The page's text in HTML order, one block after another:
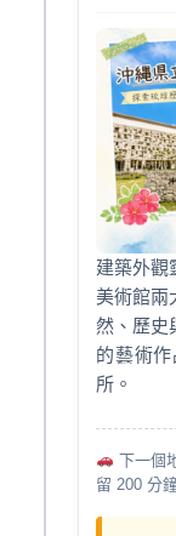
建築外觀
美術館兩
然、歷史
的藝術
所。
下一個
留 200 分